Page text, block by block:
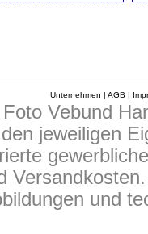
Unternehmen | AGB |
Vebund
jeweiligen
und